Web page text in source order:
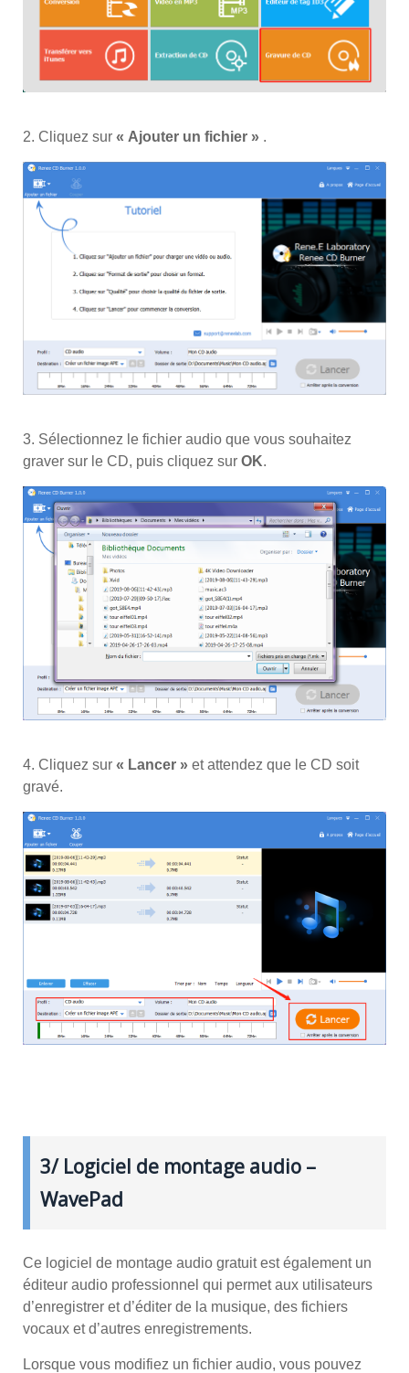
2. Cliquez sur « Ajouter un fichier » .
3. Sélectionnez le fichier audio que vous souhaitez
graver sur le CD, puis cliquez sur OK.
4. Cliquez sur « Lancer » et attendez que le CD soit
gravé.
3/ Logiciel de montage audio –
WavePad
Ce logiciel de montage audio gratuit est également un
éditeur audio professionnel qui permet aux utilisateurs
d’enregistrer et d’éditer de la musique, des fichiers
vocaux et d’autres enregistrements.
Lorsque vous modifiez un fichier audio, vous pouvez